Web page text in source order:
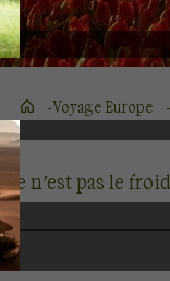
Voyage Europe
, ce n’est pas le
ailes, et à